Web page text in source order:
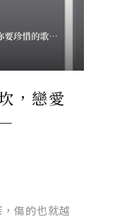
，戀愛
傷的也就越